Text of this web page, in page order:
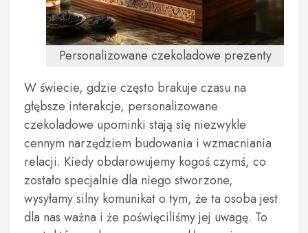
Personalizowane czekoladowe prezenty
W świecie, gdzie często brakuje czasu na
głębsze interakcje, personalizowane
czekoladowe upominki stają się niezwykle
cennym narzędziem budowania i wzmacniania
relacji. Kiedy obdarowujemy kogoś czymś, co
zostało specjalnie dla niego stworzone,
wysyłamy silny komunikat o tym, że ta osoba jest
dla nas ważna i że poświęciliśmy jej uwagę. To